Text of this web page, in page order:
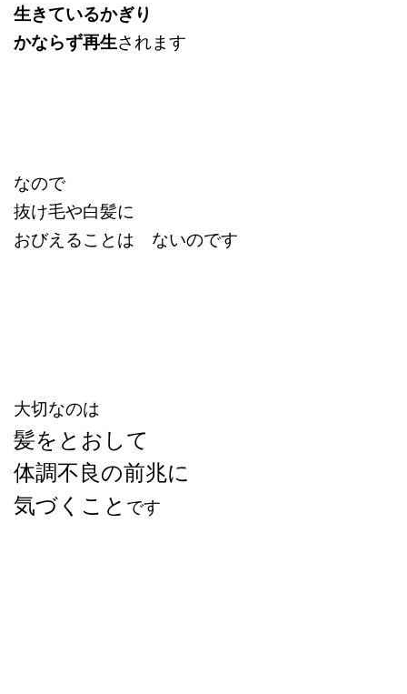
生きているかぎり
かならず再生されます
なので
抜け毛や白髪に
おびえることは ないのです
大切なのは
髪をとおして
体調不良の前兆に
気づくこと です